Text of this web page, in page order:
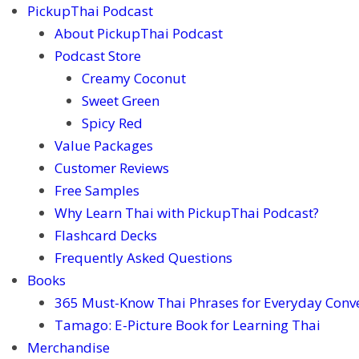
PickupThai Podcast
About PickupThai Podcast
Podcast Store
Creamy Coconut
Sweet Green
Spicy Red
Value Packages
Customer Reviews
Free Samples
Why Learn Thai with PickupThai Podcast?
Flashcard Decks
Frequently Asked Questions
Books
365 Must-Know Thai Phrases for Everyday
Tamago: E-Picture Book for Learning Thai
Merchandise